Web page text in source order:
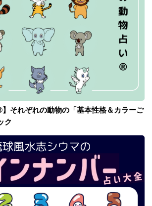
】それぞれの動物の「基本性格＆カラーご
ク